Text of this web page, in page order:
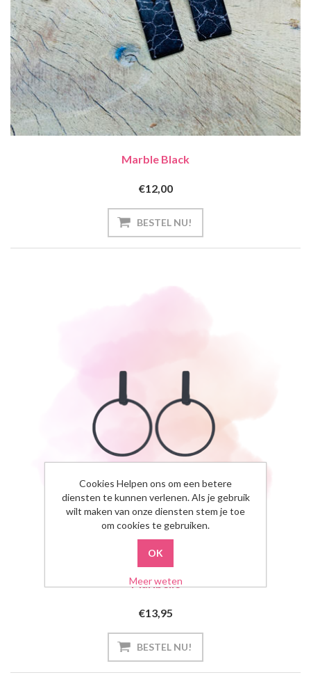
Marble Black
€12,00
Maribelle
€13,95
Cookies Helpen ons om een betere
diensten te kunnen verlenen. Als je gebruik
wilt maken van onze diensten stem je toe
om cookies te gebruiken.
Meer weten